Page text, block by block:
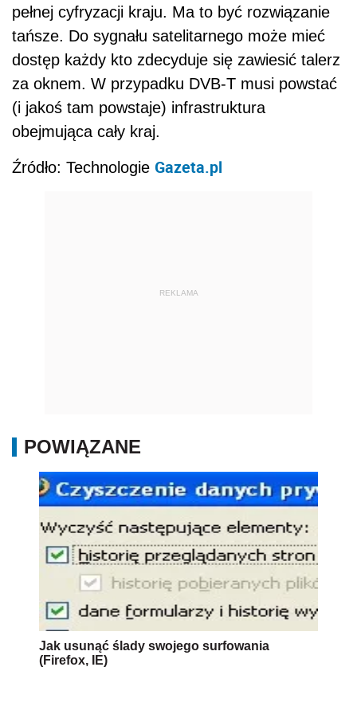
pełnej cyfryzacji kraju. Ma to być rozwiązanie
tańsze. Do sygnału satelitarnego może mieć
dostęp każdy kto zdecyduje się zawiesić talerz
za oknem. W przypadku DVB-T musi powstać
(i jakoś tam powstaje) infrastruktura
obejmująca cały kraj.
Źródło: Technologie Gazeta.pl
REKLAMA
POWIĄZANE
Jak usunąć ślady swojego surfowania
(Firefox, IE)